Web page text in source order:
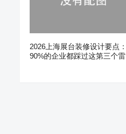
2026上海展台装修设计要点：
90%的企业都踩过这第三个雷